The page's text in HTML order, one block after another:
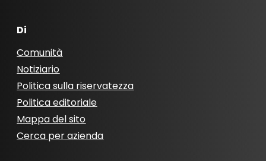
Di
Comunità
Notiziario
Politica sulla riservatezza
Politica editoriale
Mappa del sito
Cerca per azienda